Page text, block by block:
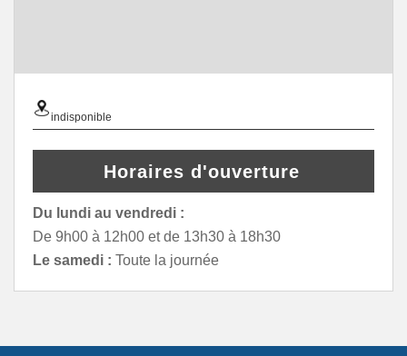
indisponible
Horaires d'ouverture
Du lundi au vendredi :
De 9h00 à 12h00 et de 13h30 à 18h30
Le samedi : Toute la journée